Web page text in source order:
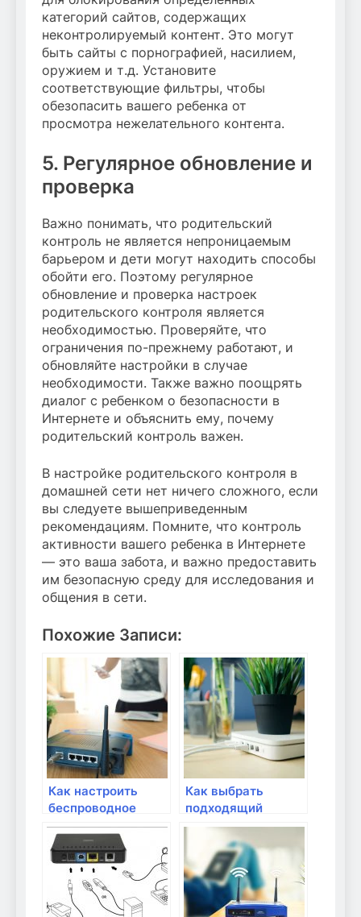
категорий сайтов, содержащих
неконтролируемый контент. Это могут
быть сайты с порнографией, насилием,
оружием и т.д. Установите
соответствующие фильтры, чтобы
обезопасить вашего ребенка от
просмотра нежелательного контента.
5. Регулярное обновление и
проверка
Важно понимать, что родительский
контроль не является непроницаемым
барьером и дети могут находить способы
обойти его. Поэтому регулярное
обновление и проверка настроек
родительского контроля является
необходимостью. Проверяйте, что
ограничения по-прежнему работают, и
обновляйте настройки в случае
необходимости. Также важно поощрять
диалог с ребенком о безопасности в
Интернете и объяснить ему, почему
родительский контроль важен.
В настройке родительского контроля в
домашней сети нет ничего сложного, если
вы следуете вышеприведенным
рекомендациям. Помните, что контроль
активности вашего ребенка в Интернете
— это ваша забота, и важно предоставить
им безопасную среду для исследования и
общения в сети.
Похожие Записи:
Как настроить
беспроводное
соединение Wi-Fi в
домашней сети?
Как выбрать
подходящий
маршрутизатор
для домашней
сети?